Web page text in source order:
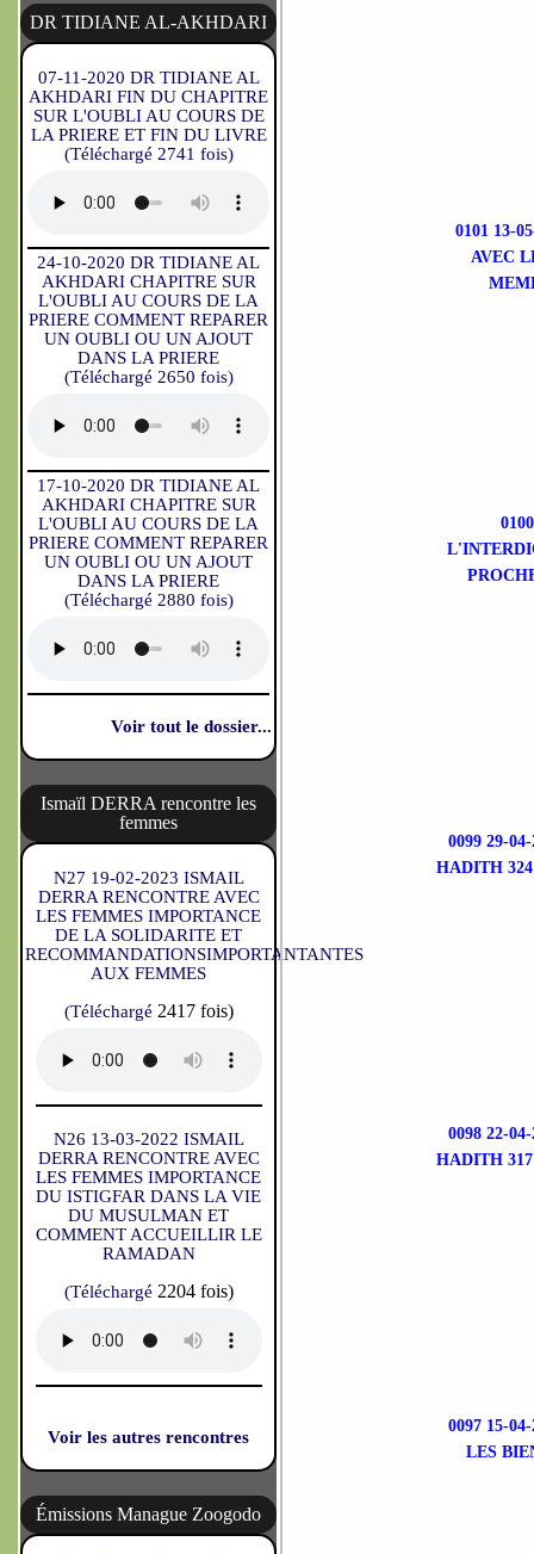
DR TIDIANE AL-AKHDARI
07-11-2020 DR TIDIANE AL
AKHDARI FIN DU CHAPITRE
SUR L'OUBLI AU COURS DE
LA PRIERE ET FIN DU LIVRE
(Téléchargé 2741 fois)
24-10-2020 DR TIDIANE AL
AKHDARI CHAPITRE SUR
L'OUBLI AU COURS DE LA
PRIERE COMMENT REPARER
UN OUBLI OU UN AJOUT
DANS LA PRIERE
(Téléchargé 2650 fois)
17-10-2020 DR TIDIANE AL
AKHDARI CHAPITRE SUR
L'OUBLI AU COURS DE LA
PRIERE COMMENT REPARER
UN OUBLI OU UN AJOUT
DANS LA PRIERE
(Téléchargé 2880 fois)
Voir tout le dossier...
Ismaïl DERRA rencontre les
femmes
N27 19-02-2023 ISMAIL
DERRA RENCONTRE AVEC
LES FEMMES IMPORTANCE
DE LA SOLIDARITE ET
RECOMMANDATIONSIMPORTANTANTES
AUX FEMMES
(Téléchargé 2417 fois)
N26 13-03-2022 ISMAIL
DERRA RENCONTRE AVEC
LES FEMMES IMPORTANCE
DU ISTIGFAR DANS LA VIE
DU MUSULMAN ET
COMMENT ACCUEILLIR LE
RAMADAN
(Téléchargé 2204 fois)
Voir les autres rencontres
Émissions Manague Zoogodo
0101 13-
AVEC
0099 29-
HADITH
0098 22-
HADITH
0097 15-
LES